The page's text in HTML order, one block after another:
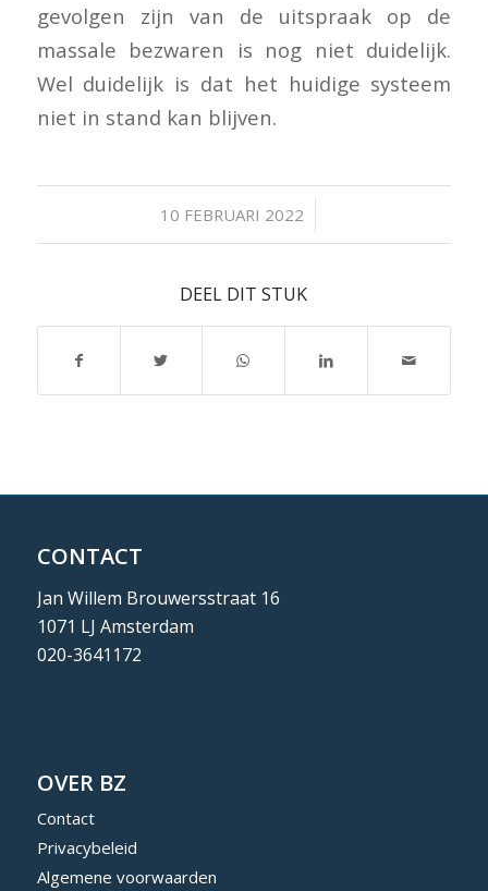
gevolgen zijn van de uitspraak op de
massale bezwaren is nog niet duidelijk.
Wel duidelijk is dat het huidige systeem
niet in stand kan blijven.
10 FEBRUARI 2022
/
DEEL DIT STUK
CONTACT
Jan Willem Brouwersstraat 16
1071 LJ Amsterdam
020-3641172
OVER BZ
Contact
Privacybeleid
Algemene voorwaarden